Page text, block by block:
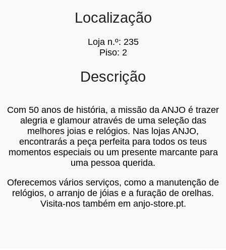
Localização
Loja n.º: 235
Piso: 2
Descrição
Com 50 anos de história, a missão da ANJO é trazer
alegria e glamour através de uma seleção das
melhores joias e relógios. Nas lojas ANJO,
encontrarás a peça perfeita para todos os teus
momentos especiais ou um presente marcante para
uma pessoa querida.
Oferecemos vários serviços, como a manutenção de
relógios, o arranjo de jóias e a furação de orelhas.
Visita-nos também em anjo-store.pt.